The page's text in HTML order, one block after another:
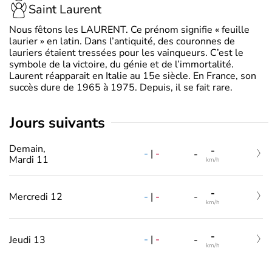
Saint Laurent
Nous fêtons les LAURENT. Ce prénom signifie « feuille
laurier » en latin. Dans l’antiquité, des couronnes de
lauriers étaient tressées pour les vainqueurs. C’est le
symbole de la victoire, du génie et de l’immortalité.
Laurent réapparait en Italie au 15e siècle. En France, son
succès dure de 1965 à 1975. Depuis, il se fait rare.
jours suivants
Demain,
Mardi 11
- | - - -
km/h
Mercredi 12 - | - - -
km/h
Jeudi 13 - | - - -
km/h